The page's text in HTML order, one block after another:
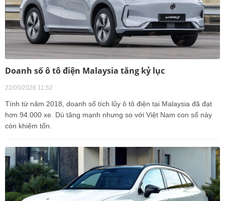
Doanh số ô tô điện Malaysia tăng kỷ lục
22/05/2026 11:52
Tính từ năm 2018, doanh số tích lũy ô tô điện tại Malaysia đã đạt
hơn 94.000 xe. Dù tăng mạnh nhưng so với Việt Nam con số này
còn khiêm tốn.